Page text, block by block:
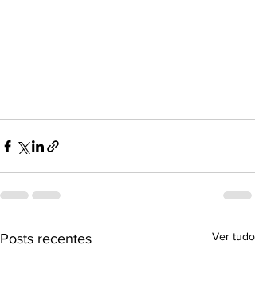
Posts recentes Ver tudo